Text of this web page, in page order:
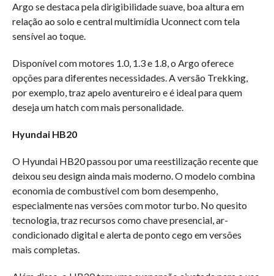
Argo se destaca pela dirigibilidade suave, boa altura em
relação ao solo e central multimídia Uconnect com tela
sensível ao toque.
Disponível com motores 1.0, 1.3 e 1.8, o Argo oferece
opções para diferentes necessidades. A versão Trekking,
por exemplo, traz apelo aventureiro e é ideal para quem
deseja um hatch com mais personalidade.
Hyundai HB20
O Hyundai HB20 passou por uma reestilização recente que
deixou seu design ainda mais moderno. O modelo combina
economia de combustível com bom desempenho,
especialmente nas versões com motor turbo. No quesito
tecnologia, traz recursos como chave presencial, ar-
condicionado digital e alerta de ponto cego em versões
mais completas.